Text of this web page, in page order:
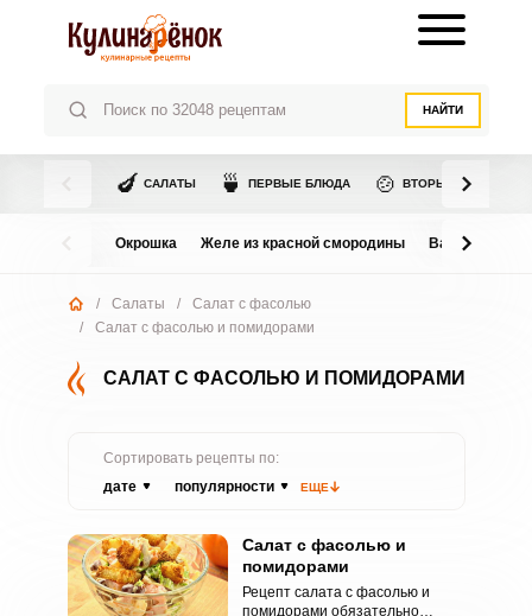
НАЙТИ
🍆 САЛАТЫ 🍵 ПЕРВЫЕ БЛЮДА 🍲 ВТОРЫЕ БЛЮДА
Окрошка Желе из красной смородины Варенье из
/ Салаты /
Салат с фасолью
/
Салат с фасолью и помидорами
САЛАТ С ФАСОЛЬЮ И ПОМИДОРАМИ
Сортировать рецепты по:
дате
популярности ЕЩЕ
Салат с фасолью и
помидорами
Рецепт салата с фасолью и
помидорами обязательно